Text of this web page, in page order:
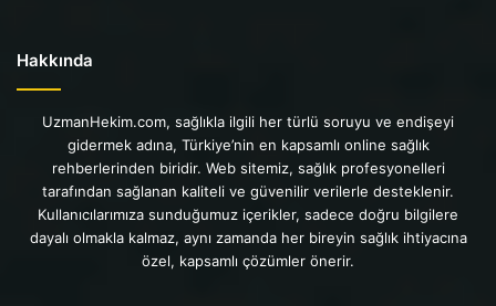
Hakkında
UzmanHekim.com, sağlıkla ilgili her türlü soruyu ve endişeyi
gidermek adına, Türkiye’nin en kapsamlı online sağlık
rehberlerinden biridir. Web sitemiz, sağlık profesyonelleri
tarafından sağlanan kaliteli ve güvenilir verilerle desteklenir.
Kullanıcılarımıza sunduğumuz içerikler, sadece doğru bilgilere
dayalı olmakla kalmaz, aynı zamanda her bireyin sağlık ihtiyacına
özel, kapsamlı çözümler önerir.